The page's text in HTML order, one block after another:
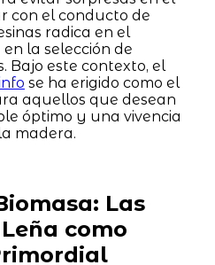
con el conducto de
radica en el
la selección de
Bajo este contexto, el
se ha erigido como el
aquellos que desean
óptimo y una vivencia
madera.
Las
como